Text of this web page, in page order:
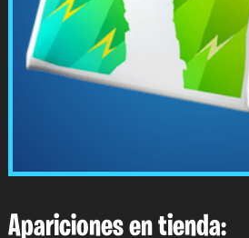
Apariciones en tienda: